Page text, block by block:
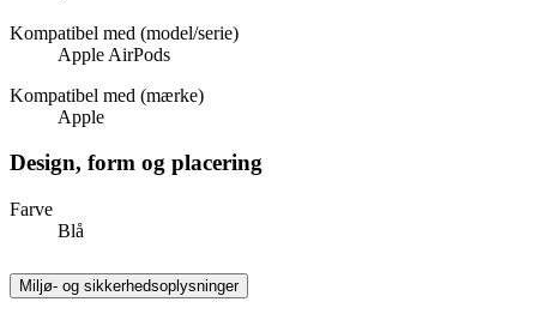
Kompatibel med (model/serie)
Apple AirPods
Kompatibel med (mærke)
Apple
Design, form og placering
Farve
Blå
Miljø- og sikkerhedsoplysninger